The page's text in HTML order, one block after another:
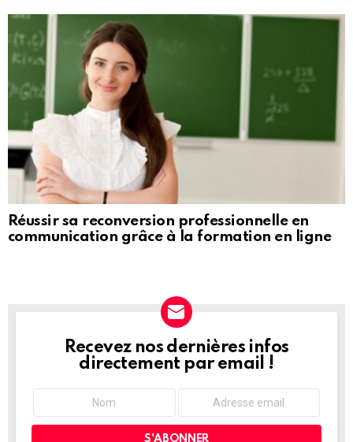
Réussir sa reconversion professionnelle en
communication grâce à la formation en ligne
NEWSLETTER
Recevez nos dernières infos
directement par email !